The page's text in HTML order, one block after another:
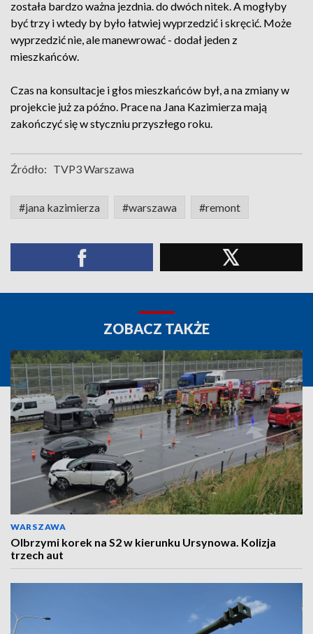
została bardzo ważna jezdnia. do dwóch nitek. A mogłyby
być trzy i wtedy by było łatwiej wyprzedzić i skręcić. Może
wyprzedzić nie, ale manewrować - dodał jeden z
mieszkańców.
Czas na konsultacje i głos mieszkańców był, a na zmiany w
projekcie już za późno. Prace na Jana Kazimierza mają
zakończyć się w styczniu przyszłego roku.
Źródło: TVP3 Warszawa
#jana kazimierza #warszawa #remont
ZOBACZ TAKŻE
WARSZAWA
Olbrzymi korek na S2 w kierunku Ursynowa. Kolizja
trzech aut